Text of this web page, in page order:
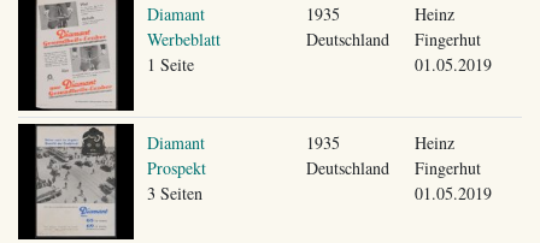
Diamant
Werbeblatt
1 Seite
1935
Deutschland
Heinz
Fingerhut
01.05.2019
Diamant
Prospekt
3 Seiten
1935
Deutschland
Heinz
Fingerhut
01.05.2019